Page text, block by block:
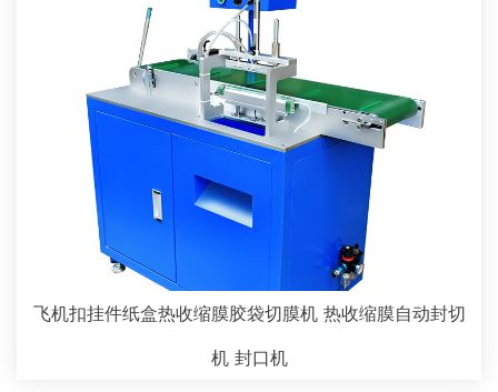
飞机扣挂件纸盒热收缩膜胶袋切膜机 热收缩膜自动封切
机 封口机